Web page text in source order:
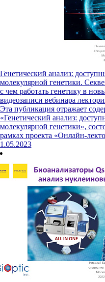
Генетический анализ:
молекулярной генетики.
с чем работать генетику в
видеозаписи вебинара
Эта публикация отражает
«Генетический анализ:
молекулярной генетики»,
рамках проекта «Онлайн-
1.05.2023